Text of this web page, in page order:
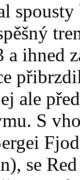
ihned
ale
S
se